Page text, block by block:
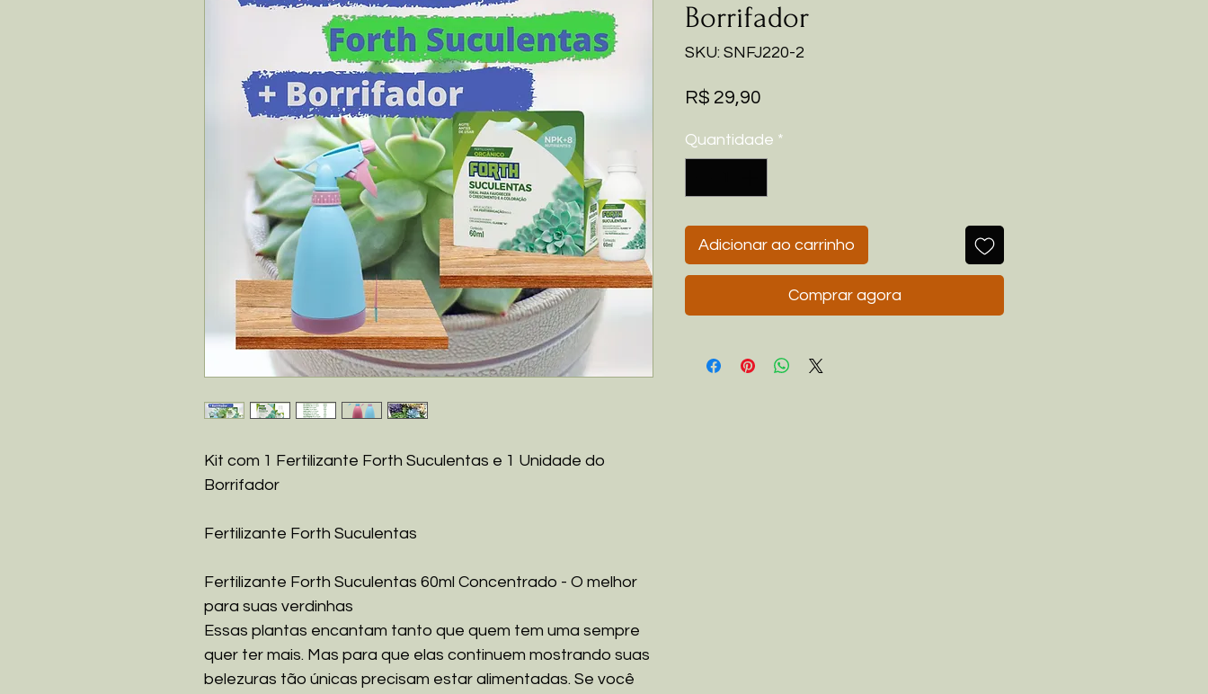
Kit com 1 Fertilizante Forth Suculentas e 1 Unidade do
Borrifador
Fertilizante Forth Suculentas
Fertilizante Forth Suculentas 60ml Concentrado - O melhor
para suas verdinhas
Essas plantas encantam tanto que quem tem uma sempre
quer ter mais. Mas para que elas continuem mostrando suas
belezuras tão únicas precisam estar alimentadas. Se você
Borrifador
SKU: SNFJ220-2
R$ 29,90
Quantidade *
Adicionar ao carrinho
Comprar agora